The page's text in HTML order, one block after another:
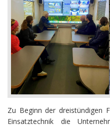
Zu Beginn der dreistündigen
Einsatztechnik die